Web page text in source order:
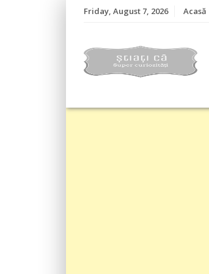
Friday, August 7, 2026 Acasă